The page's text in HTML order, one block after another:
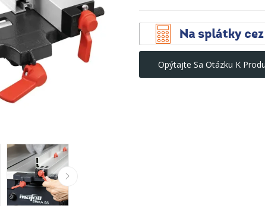
Opýtajte Sa Otázku K